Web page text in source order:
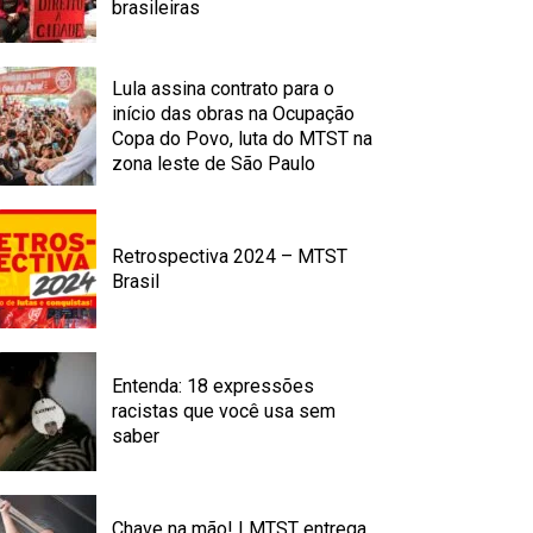
brasileiras
Lula assina contrato para o
início das obras na Ocupação
Copa do Povo, luta do MTST na
zona leste de São Paulo
Retrospectiva 2024 – MTST
Brasil
Entenda: 18 expressões
racistas que você usa sem
saber